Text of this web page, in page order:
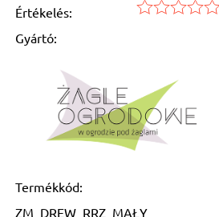
Értékelés:
Gyártó:
Termékkód:
ZM_DREW_RRZ_MAŁY